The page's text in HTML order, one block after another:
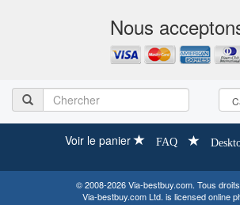
Nous
Voir le panier FAQ
© 2008-2026 Via-bestbuy.com. Tous
Via-bestbuy.com Ltd. is licensed online